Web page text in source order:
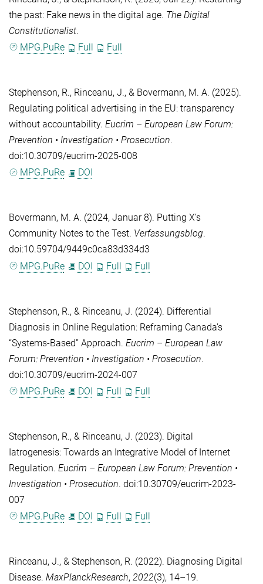
the past: Fake news in the digital age. The Digital
Constitutionalist.
MPG.PuRe
Full Full
Stephenson, R., Rinceanu, J., & Bovermann, M. A. (2025).
Regulating political advertising in the EU: transparency
without accountability. Eucrim – European Law Forum:
Prevention • Investigation • Prosecution.
doi:10.30709/eucrim-2025-008
MPG.PuRe
DOI
Bovermann, M. A. (2024, Januar 8). Putting X’s
Community Notes to the Test. Verfassungsblog.
doi:10.59704/9449c0ca83d334d3
MPG.PuRe
DOI Full Full
Stephenson, R., & Rinceanu, J. (2024). Differential
Diagnosis in Online Regulation: Reframing Canada’s
“Systems-Based” Approach. Eucrim – European Law
Forum: Prevention • Investigation • Prosecution.
doi:10.30709/eucrim-2024-007
MPG.PuRe
DOI Full Full
Stephenson, R., & Rinceanu, J. (2023). Digital
Iatrogenesis: Towards an Integrative Model of Internet
Regulation. Eucrim – European Law Forum: Prevention •
Investigation • Prosecution. doi:10.30709/eucrim-2023-
007
MPG.PuRe
DOI Full Full
Rinceanu, J., & Stephenson, R. (2022). Diagnosing Digital
Disease. MaxPlanckResearch, 2022(3), 14–19.